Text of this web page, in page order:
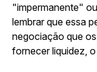
"impermanente"
lembrar que essa
negociação que
fornecer liquidez,